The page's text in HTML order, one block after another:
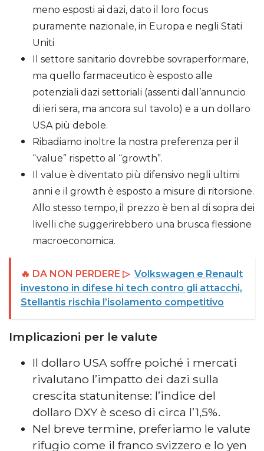
meno esposti ai dazi, dato il loro focus
puramente nazionale, in Europa e negli Stati
Uniti
Il settore sanitario dovrebbe sovraperformare,
ma quello farmaceutico è esposto alle
potenziali dazi settoriali (assenti dall’annuncio
di ieri sera, ma ancora sul tavolo) e a un dollaro
USA più debole.
Ribadiamo inoltre la nostra preferenza per il
“value” rispetto al “growth”.
Il value è diventato più difensivo negli ultimi
anni e il growth è esposto a misure di ritorsione.
Allo stesso tempo, il prezzo è ben al di sopra dei
livelli che suggerirebbero una brusca flessione
macroeconomica.
🔥 DA NON PERDERE ▷ Volkswagen e Renault
investono in difese hi tech contro gli attacchi,
Stellantis rischia l’isolamento competitivo
Implicazioni per le valute
Il dollaro USA soffre poiché i mercati
rivalutano l’impatto dei dazi sulla
crescita statunitense: l’indice del
dollaro DXY è sceso di circa l’1,5%.
Nel breve termine, preferiamo le valute
rifugio come il franco svizzero e lo yen